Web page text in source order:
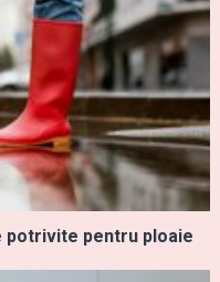
potrivite pentru ploaie